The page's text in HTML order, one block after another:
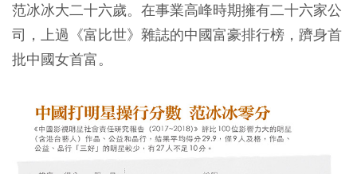
范冰冰大二十六歲。在事業高峰時期擁有二十六家公
司，上過《富比世》雜誌的中國富豪排行榜，躋身首
批中國女首富。